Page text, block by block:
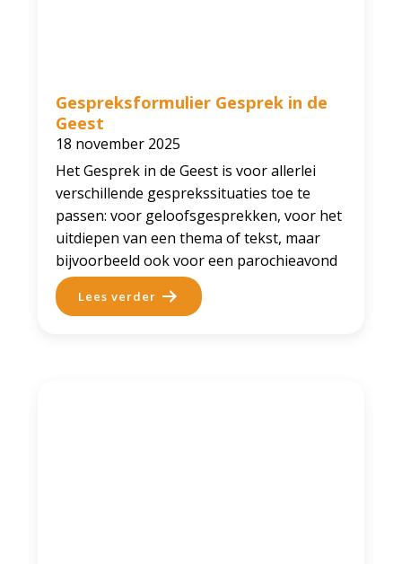
Gespreksformulier Gesprek in de
Geest
18 november 2025
Het Gesprek in de Geest is voor allerlei
verschillende gesprekssituaties toe te
passen: voor geloofsgesprekken, voor het
uitdiepen van een thema of tekst, maar
bijvoorbeeld ook voor een parochieavond
Lees verder